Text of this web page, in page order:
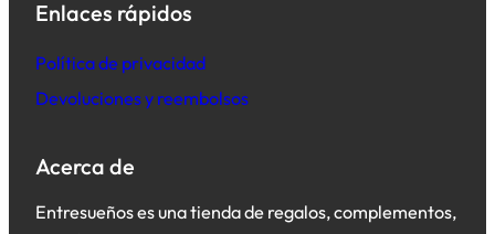
Enlaces rápidos
Política de privacidad
Devoluciones y reembolsos
Acerca de
Entresueños es una tienda de regalos, complementos,